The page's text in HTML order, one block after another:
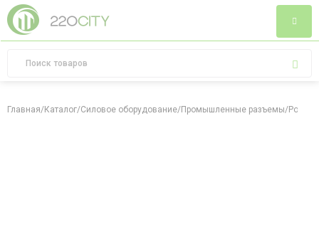
Главная/Каталог/Силовое оборудование/Промышленные разъемы/